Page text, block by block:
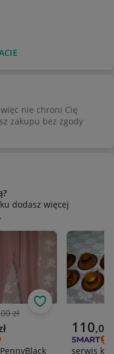
nie chroni Cię
zakupu bez zgody
dodasz więcej
cena
zł
Obserwuj
Aktualna
110,00
serwis kawowy